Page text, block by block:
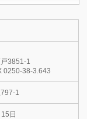
3851-1
0250-38-3.643
1
日